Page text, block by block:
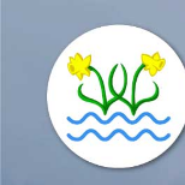
content